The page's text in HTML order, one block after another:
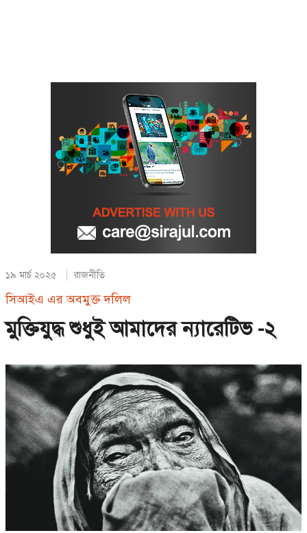
১৯ মার্চ ২০২৫ রাজনীতি
সিআইএ এর অবমুক্ত দলিল
মুক্তিযুদ্ধ শুধুই আমাদের ন্যারেটিভ -২